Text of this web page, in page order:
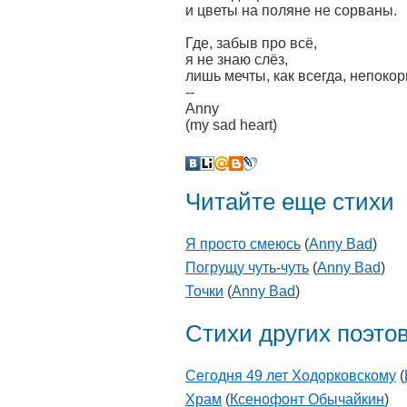
и цветы на поляне не сорваны.
Где, забыв про всё,
я не знаю слёз,
лишь мечты, как всегда,
--
Anny
(my sad heart)
Читайте еще стихи
Я просто смеюсь (Anny Bad)
Погрущу чуть-чуть (Anny Bad)
Точки (Anny Bad)
Стихи других
Сегодня 49 лет Ходорковскому (
Храм (Ксенофонт Обычайкин)